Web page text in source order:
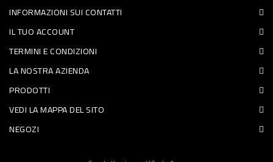
PRONTI
E
CONDIMENTI
CARNE
ORTOFRUTTA
INFORMAZIONI SUI CONTATTI
IL TUO ACCOUNT
TERMINI E CONDIZIONI
LA NOSTRA AZIENDA
PRODOTTI
VEDI LA MAPPA DEL SITO
NEGOZI